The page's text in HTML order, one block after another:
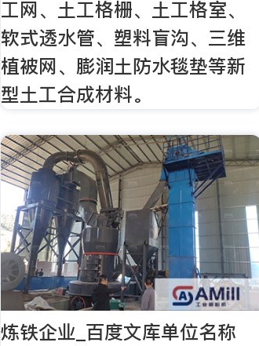
工网、土工格栅、土工格室、
软式透水管、塑料盲沟、三维
植被网、膨润土防水毯垫等新
型土工合成材料。
炼铁企业_百度文库单位名称